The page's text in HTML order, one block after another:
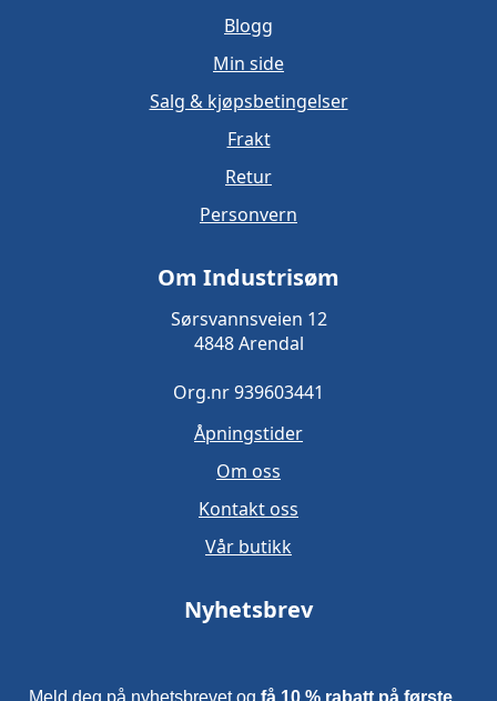
Blogg
Min side
Salg & kjøpsbetingelser
Frakt
Retur
Personvern
Om Industrisøm
Sørsvannsveien 12
4848 Arendal
Org.nr 939603441
Åpningstider
Om oss
Kontakt oss
Vår butikk
Nyhetsbrev
Meld deg på nyhetsbrevet og få 10 % rabatt på første